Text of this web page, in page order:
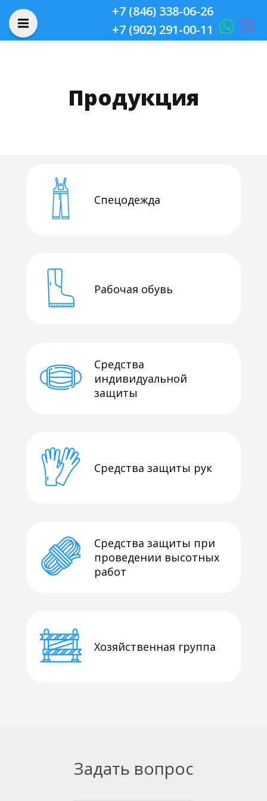
+7 (846) 338-06-26
+7 (902) 291-00-11
Продукция
Cпецодежда
Рабочая обувь
Средства
индивидуальной
защиты
Средства защиты рук
Средства защиты при
проведении высотных
работ
Хозяйственная группа
Задать вопрос